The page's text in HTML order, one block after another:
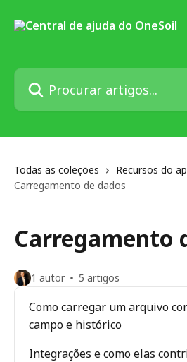
Procurar artigos...
Todas as coleções
Recursos do
Carregamento de dados
Carregamento
1 autor 5 artigos
Como carregar um arquivo
campo e histórico
Integrações e como elas